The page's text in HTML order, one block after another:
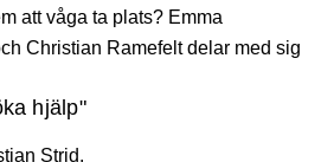
att våga ta plats? Emma
Christian Ramefelt delar med sig
hjälp"